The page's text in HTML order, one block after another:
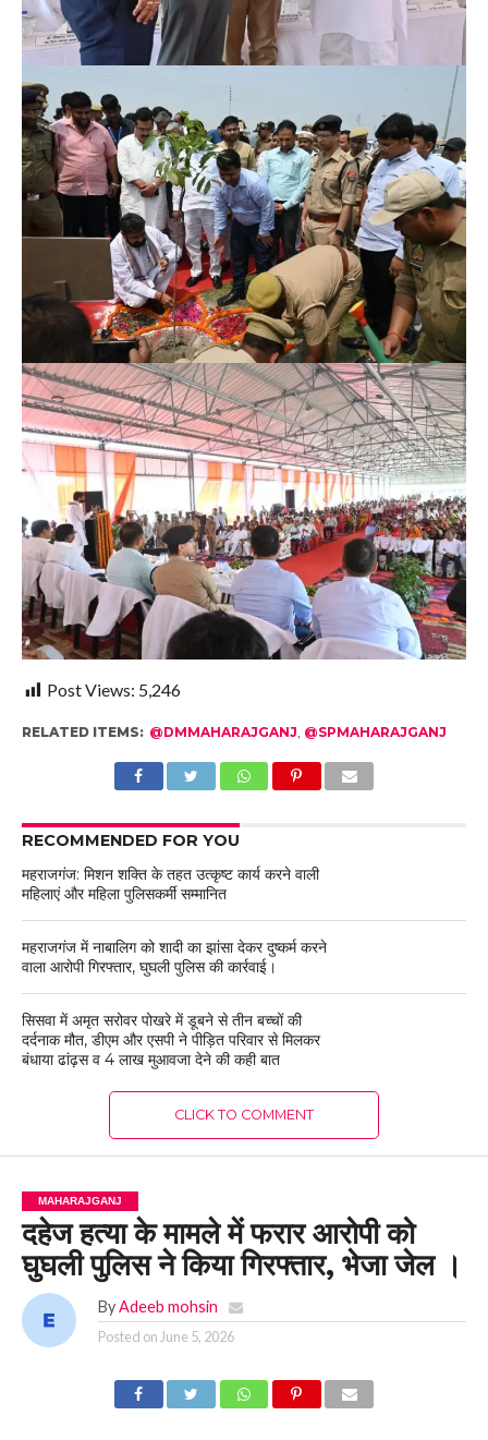
Post Views: 5,246
RELATED ITEMS: @DMMAHARAJGANJ, @SPMAHARAJGANJ
RECOMMENDED FOR YOU
महराजगंज: मिशन शक्ति के तहत उत्कृष्ट कार्य करने वाली
महिलाएं और महिला पुलिसकर्मी सम्मानित
महराजगंज में नाबालिग को शादी का झांसा देकर दुष्कर्म करने
वाला आरोपी गिरफ्तार, घुघली पुलिस की कार्रवाई।
सिसवा में अमृत सरोवर पोखरे में डूबने से तीन बच्चों की
दर्दनाक मौत, डीएम और एसपी ने पीड़ित परिवार से मिलकर
बंधाया ढांढ़स व 4 लाख मुआवजा देने की कही बात
CLICK TO COMMENT
MAHARAJGANJ
दहेज हत्या के मामले में फरार आरोपी को
घुघली पुलिस ने किया गिरफ्तार, भेजा जेल ।
By Adeeb mohsin
Posted onJune 5, 2026